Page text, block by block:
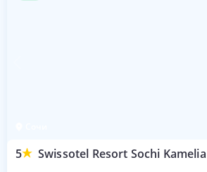
5 Swissotel Resort Sochi Kamelia